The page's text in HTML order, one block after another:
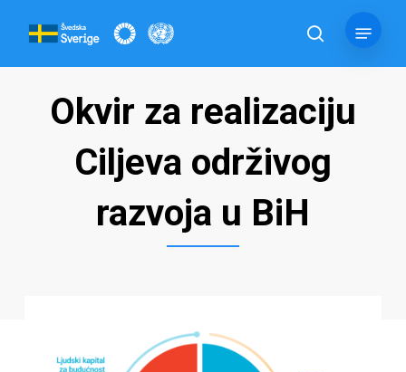
pretraga
Okvir za realizaciju
Ciljeva održivog
razvoja u BiH